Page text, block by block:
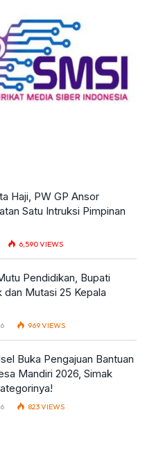
Haji, PW GP Ansor
Satu Intruksi Pimpinan
6,590VIEWS
Pendidikan, Bupati
dan Mutasi 25 Kepala
969VIEWS
Buka Pengajuan Bantuan
Mandiri 2026, Simak
823VIEWS